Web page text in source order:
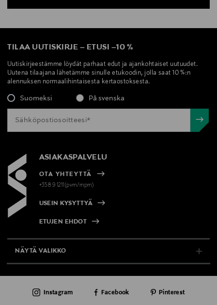
TILAA UUTISKIRJE – ETUSI –10 %
Uutiskirjeestämme löydät parhaat edut ja ajankohtaiset uutuudet.
Uutena tilaajana lähetämme sinulle etukoodin, jolla saat 10 %:n
alennuksen normaalihintaisesta kertaostoksesta.
Suomeksi På svenska
ASIAKASPALVELU
OTA YHTEYTTÄ
+358 9 1211(pvm/mpm)
USEIN KYSYTTYÄ
ETUJEN EHDOT
NÄYTÄ VALIKKO
AJANKOHTAISTA
Instagram Facebook Pinterest